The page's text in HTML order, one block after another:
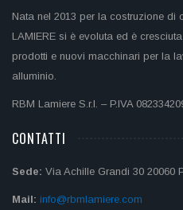
Nata nel 2013 per la costruzione di
LAMIERE si è evoluta ed è
prodotti e nuovi macchinari per la
alluminio.
RBM Lamiere S.r.l. – P.IVA
CONTATTI
Sede: Via Achille Grandi 30 20060
Mail: info@rbmlamiere.com